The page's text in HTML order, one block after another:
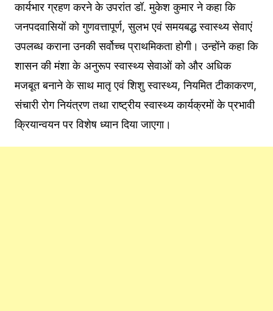
कार्यभार ग्रहण करने के उपरांत डॉ. मुकेश कुमार ने कहा कि
जनपदवासियों को गुणवत्तापूर्ण, सुलभ एवं समयबद्ध स्वास्थ्य सेवाएं
उपलब्ध कराना उनकी सर्वोच्च प्राथमिकता होगी। उन्होंने कहा कि
शासन की मंशा के अनुरूप स्वास्थ्य सेवाओं को और अधिक
मजबूत बनाने के साथ मातृ एवं शिशु स्वास्थ्य, नियमित टीकाकरण,
संचारी रोग नियंत्रण तथा राष्ट्रीय स्वास्थ्य कार्यक्रमों के प्रभावी
क्रियान्वयन पर विशेष ध्यान दिया जाएगा।